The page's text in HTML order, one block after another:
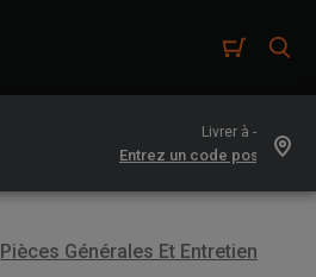
Livrer à -
Pièces Générales Et Entretien